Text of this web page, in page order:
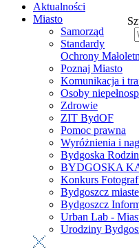
Aktualności
Miasto
Samorząd
Standardy
Ochrony
Poznaj Miasto
Komunikacja i
Osoby
Zdrowie
ZIT BydOF
Pomoc prawna
Wyróżnienia i
Bydgoska
BYDGOSKA
Konkurs
Bydgoszcz
Bydgoszcz
Urban Lab -
Urodziny